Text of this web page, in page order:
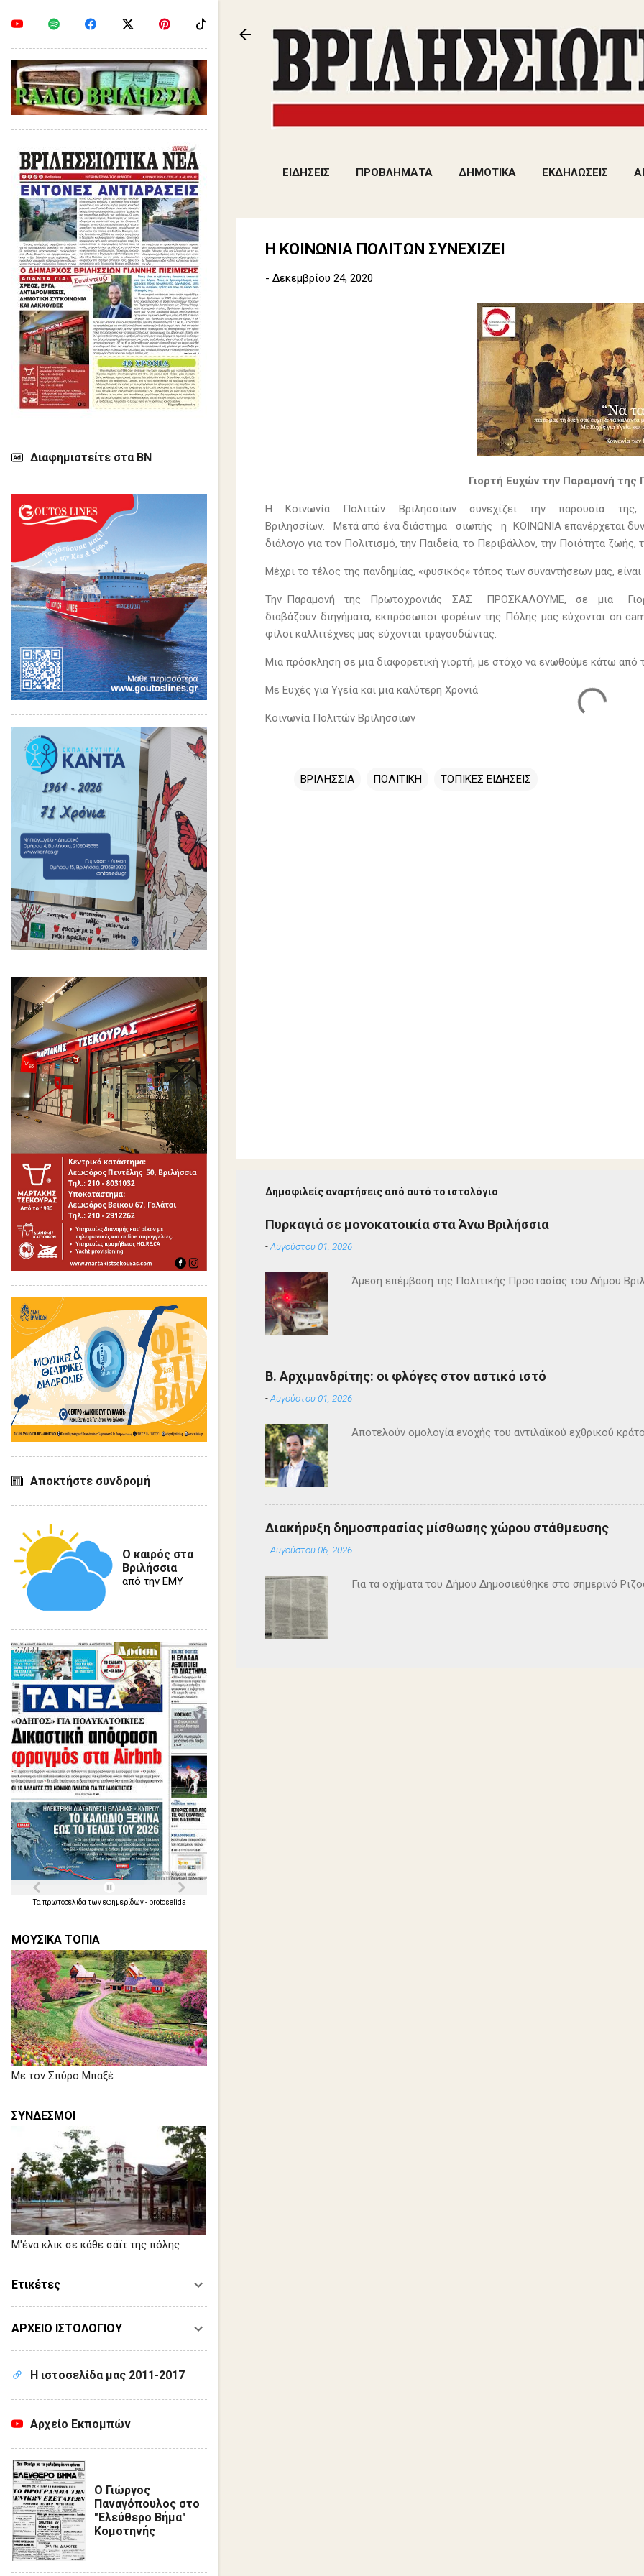
ΕΙΔΗΣΕΙΣ ΠΡΟΒΛΗΜΑΤΑ ΔΗΜΟΤΙΚΑ ΕΚΔΗΛΩΣΕΙΣ
Η ΚΟΙΝΩΝΙΑ ΠΟΛΙΤΩΝ ΣΥΝΕΧΙΖΕΙ
- Δεκεμβρίου 24, 2020
Γιορτή Ευχών την Παραμονή της
Η Κοινωνία Πολιτών Βριλησσίων συνεχίζει την παρουσία
Βριλησσίων. Μετά από ένα διάστημα σιωπής η ΚΟΙΝΩΝΙΑ επανέρχεται
διάλογο για τον Πολιτισμό, την Παιδεία, το Περιβάλλον, την Ποιότητα
Μέχρι το τέλος της πανδημίας, «φυσικός» τόπος των συναντήσεων μας, είναι
Την Παραμονή της Πρωτοχρονιάς ΣΑΣ ΠΡΟΣΚΑΛΟΥΜΕ, σε μια
διαβάζουν διηγήματα, εκπρόσωποι φορέων της Πόλης μας εύχονται on
φίλοι καλλιτέχνες μας εύχονται τραγουδώντας.
Μια πρόσκληση σε μια διαφορετική γιορτή, με στόχο να ενωθούμε κάτω
Με Ευχές για Υγεία και μια καλύτερη Χρονιά
Κοινωνία Πολιτών Βριλησσίων
ΒΡΙΛΗΣΣΙΑ ΠΟΛΙΤΙΚΗ ΤΟΠΙΚΕΣ ΕΙΔΗΣΕΙΣ
Δημοφιλείς αναρτήσεις από αυτό το ιστολόγιο
Πυρκαγιά σε μονοκατοικία στα Άνω Βριλήσσια
-Αυγούστου 01, 2026
Άμεση επέμβαση της Πολιτικής Προστασίας του Δήμου
Β. Αρχιμανδρίτης: οι φλόγες στον αστικό ιστό
-Αυγούστου 01, 2026
Αποτελούν ομολογία ενοχής του αντιλαϊκού εχθρικού
Διακήρυξη δημοσπρασίας μίσθωσης χώρου στάθμευσης
-Αυγούστου 06, 2026
Για τα οχήματα του Δήμου Δημοσιεύθηκε στο σημερινό
Διαφημιστείτε στα ΒΝ
Αποκτήστε συνδρομή
Ο καιρός στα
Βριλήσσια
από την ΕΜΥ
Τα πρωτοσέλιδα τωνεφημερίδων- protoselida
ΜΟΥΣΙΚΑ ΤΟΠΙΑ
Με τον Σπύρο Μπαξέ
ΣΥΝΔΕΣΜΟΙ
Μ'ένα κλικ σε κάθε σάϊτ της πόλης
Ετικέτες
ΑΡΧΕΙΟ ΙΣΤΟΛΟΓΙΟΥ
Η ιστοσελίδα μας 2011-2017
Αρχείο Εκπομπών
Ο Γιώργος
Παναγόπουλος στο
"Ελεύθερο Βήμα"
Κομοτηνής